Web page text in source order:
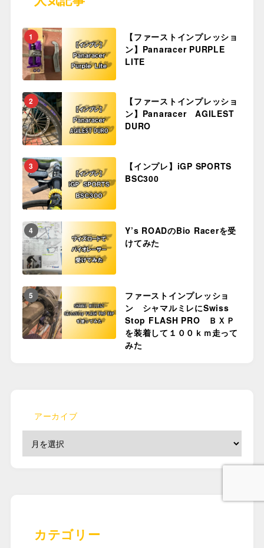
1
【ファーストインプレッショ
ン】Panaracer PURPLE
LITE
2
【ファーストインプレッショ
ン】Panaracer AGILEST
DURO
3
【インプレ】iGP SPORTS
BSC300
4
Y’s ROADのBio Racerを受
けてみた
5
ファーストインプレッショ
ン シャマルミレにSwiss
Stop FLASH PRO ＢＸＰ
を装着して１００ｋｍ走って
みた
アーカイブ
カテゴリー